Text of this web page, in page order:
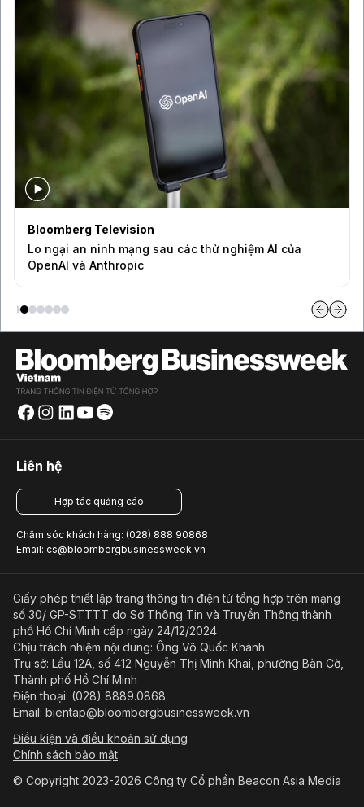
Bloomberg Television
Lo ngại an ninh mạng sau các thử nghiệm AI của
OpenAI và Anthropic
Liên hệ
Hợp tác quảng cáo
Chăm sóc khách hàng: (028) 888 90868
Email: cs@bloombergbusinessweek.vn
Giấy phép thiết lập trang thông tin điện tử tổng hợp trên mạng
số 30/ GP-STTTT do Sở Thông Tin và Truyền Thông thành
phố Hồ Chí Minh cấp ngày 24/12/2024
Chịu trách nhiệm nội dung: Ông Võ Quốc Khánh
Trụ sở: Lầu 12A, số 412 Nguyễn Thị Minh Khai, phường Bàn Cờ,
Thành phố Hồ Chí Minh
Điện thoại: (028) 8889.0868
Email: bientap@bloombergbusinessweek.vn
Điều kiện và điều khoản sử dụng
Chính sách bảo mật
© Copyright 2023-2026 Công ty Cổ phần Beacon Asia Media